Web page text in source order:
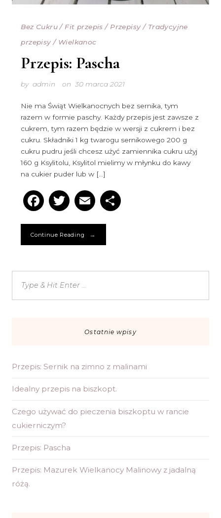
Bez Cukru/ Fit przepis / Przepisy / Tradycyjne
przepisy / Wielkanoc
Przepis: Pascha
by admin on 30 marca 2021
Nie ma Świąt Wielkanocnych bez sernika, tym
razem w formie paschy. Każdy przepis jest zawsze z
cukrem, tym razem będzie w wersji z cukrem i bez
cukru. Składniki 1 kg twarogu sernikowego 200 g
cukru pudru jeśli chcesz użyć zamiennika cukru użyj
160 g Ksylitolu, Ksylitol mielimy w młynku do kawy
na cukier puder lub w […]
Facebook
Twitter
Email
Continue Reading →
Ostatnie wpisy
Przepis: Sernik na zimno z malinami
Idealny przepis na biszkopt.
Czego używać do pieczenia biszkoptu w rancie
cukierniczym?
Przepis: Pascha
Przepis: Mazurek Wielkanocy Malinowy z jadalną
różą.